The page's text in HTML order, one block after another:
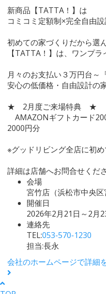
新商品【TATTA！】は
コミコミ定額制×完全自由設
初めての家づくりだから選
【TATTA！】は、ワンプラ
月々のお支払い３万円台～
安心の低価格・自由設計の
★ 2月度ご来場特典 ★
AMAZONギフトカード
2000円分
※グッドリビング全店に初め
詳細は店舗へお問合せくださ
会場
宮竹店（浜松市中央区
開催日
2026年2月21日～2月
連絡先
TEL:053-570-1230
担当:長永
会社のホームページで詳細